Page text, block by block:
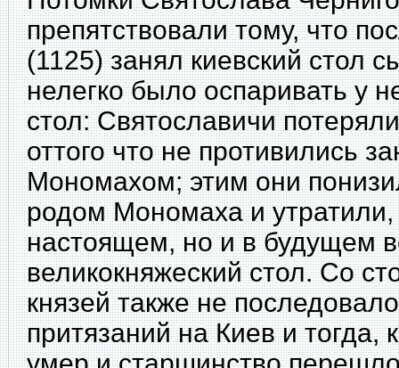
препятствовали тому, что
(1125) занял киевский стол
нелегко было оспаривать у
стол: Святославичи
оттого что не противились
Мономахом; этим они
родом Мономаха и утратили,
настоящем, но и в будущем
великокняжеский стол. Со
князей также не
притязаний на Киев и тогда,